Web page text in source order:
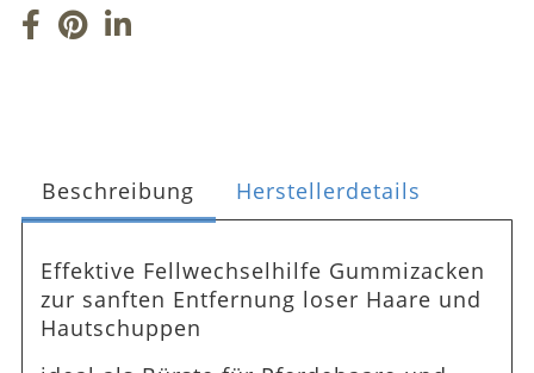
Beschreibung Herstellerdetails
Effektive Fellwechselhilfe Gummizacken
zur sanften Entfernung loser Haare und
Hautschuppen